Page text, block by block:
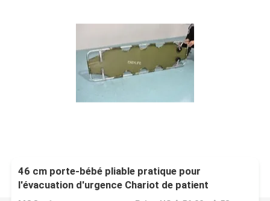
46 cm porte-bébé pliable pratique pour
l'évacuation d'urgence Chariot de patient